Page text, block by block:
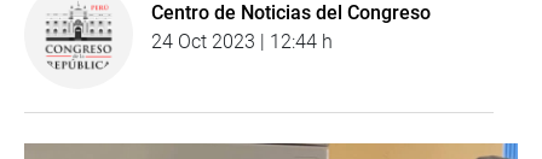
Centro de Noticias del Congreso
24 Oct 2023 | 12:44 h